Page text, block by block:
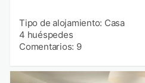
Tipo de alojamiento: Casa
4 huéspedes
Comentarios: 9